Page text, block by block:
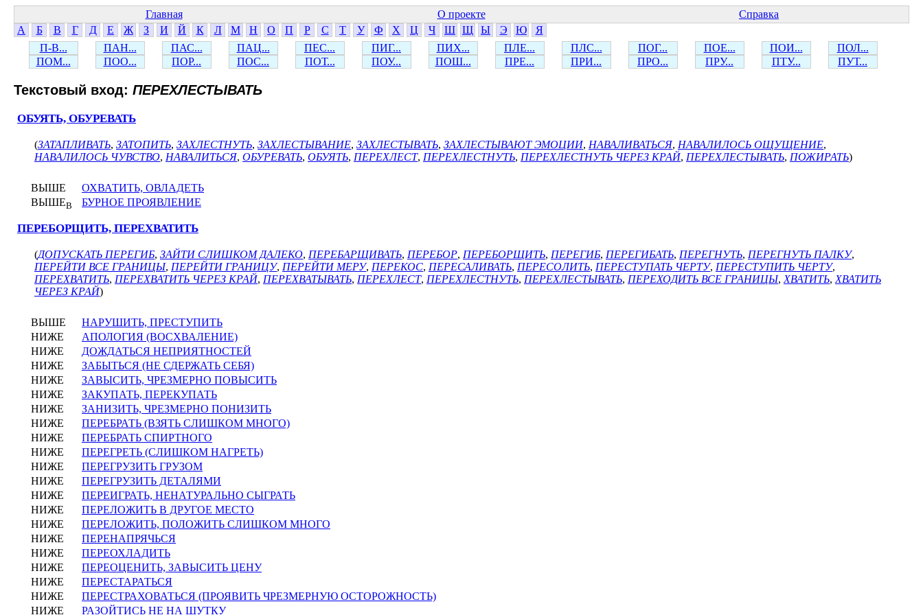
Главная О проекте
Справка
А
Б В Г Д Е Ж З И Й К Л М Н О П Р С Т У Ф Х Ц Ч Ш Щ Ы Э Ю
Я
П-В...
ПАН... ПАС... ПАЦ... ПЕС... ПИГ... ПИХ... ПЛЕ... ПЛС... ПОГ... ПОЕ... ПОИ...
ПОЛ...
ПОМ...
ПОО... ПОР... ПОС... ПОТ... ПОУ... ПОШ... ПРЕ... ПРИ... ПРО... ПРУ... ПТУ... ПУТ...
Текстовый вход: ПЕРЕХЛЕСТЫВАТЬ
ОБУЯТЬ, ОБУРЕВАТЬ
(ЗАТАПЛИВАТЬ, ЗАТОПИТЬ, ЗАХЛЕСТНУТЬ, ЗАХЛЕСТЫВАНИЕ, ЗАХЛЕСТЫВАТЬ, ЗАХЛЕСТЫВАЮТ ЭМОЦИИ, НАВАЛИВАТЬСЯ, НАВАЛИЛОСЬ ОЩУЩЕНИЕ,
НАВАЛИЛОСЬ ЧУВСТВО, НАВАЛИТЬСЯ, ОБУРЕВАТЬ, ОБУЯТЬ, ПЕРЕХЛЕСТ, ПЕРЕХЛЕСТНУТЬ, ПЕРЕХЛЕСТНУТЬ ЧЕРЕЗ КРАЙ, ПЕРЕХЛЕСТЫВАТЬ, ПОЖИРАТЬ)
ВЫШЕ
ОХВАТИТЬ, ОВЛАДЕТЬ
ВЫШЕВ БУРНОЕ ПРОЯВЛЕНИЕ
ПЕРЕБОРЩИТЬ, ПЕРЕХВАТИТЬ
(ДОПУСКАТЬ ПЕРЕГИБ, ЗАЙТИ СЛИШКОМ ДАЛЕКО, ПЕРЕБАРЩИВАТЬ, ПЕРЕБОР, ПЕРЕБОРЩИТЬ, ПЕРЕГИБ, ПЕРЕГИБАТЬ, ПЕРЕГНУТЬ, ПЕРЕГНУТЬ ПАЛКУ,
ПЕРЕЙТИ ВСЕ ГРАНИЦЫ, ПЕРЕЙТИ ГРАНИЦУ, ПЕРЕЙТИ МЕРУ, ПЕРЕКОС, ПЕРЕСАЛИВАТЬ, ПЕРЕСОЛИТЬ, ПЕРЕСТУПАТЬ ЧЕРТУ, ПЕРЕСТУПИТЬ ЧЕРТУ,
ПЕРЕХВАТИТЬ, ПЕРЕХВАТИТЬ ЧЕРЕЗ КРАЙ, ПЕРЕХВАТЫВАТЬ, ПЕРЕХЛЕСТ, ПЕРЕХЛЕСТНУТЬ, ПЕРЕХЛЕСТЫВАТЬ, ПЕРЕХОДИТЬ ВСЕ ГРАНИЦЫ, ХВАТИТЬ, ХВАТИТЬ
ЧЕРЕЗ КРАЙ)
ВЫШЕ
НАРУШИТЬ, ПРЕСТУПИТЬ
НИЖЕ
АПОЛОГИЯ (ВОСХВАЛЕНИЕ)
НИЖЕ
ДОЖДАТЬСЯ НЕПРИЯТНОСТЕЙ
НИЖЕ
ЗАБЫТЬСЯ (НЕ СДЕРЖАТЬ СЕБЯ)
НИЖЕ
ЗАВЫСИТЬ, ЧРЕЗМЕРНО ПОВЫСИТЬ
НИЖЕ
ЗАКУПАТЬ, ПЕРЕКУПАТЬ
НИЖЕ
ЗАНИЗИТЬ, ЧРЕЗМЕРНО ПОНИЗИТЬ
НИЖЕ
ПЕРЕБРАТЬ (ВЗЯТЬ СЛИШКОМ МНОГО)
НИЖЕ
ПЕРЕБРАТЬ СПИРТНОГО
НИЖЕ
ПЕРЕГРЕТЬ (СЛИШКОМ НАГРЕТЬ)
НИЖЕ
ПЕРЕГРУЗИТЬ ГРУЗОМ
НИЖЕ
ПЕРЕГРУЗИТЬ ДЕТАЛЯМИ
НИЖЕ
ПЕРЕИГРАТЬ, НЕНАТУРАЛЬНО СЫГРАТЬ
НИЖЕ
ПЕРЕЛОЖИТЬ В ДРУГОЕ МЕСТО
НИЖЕ
ПЕРЕЛОЖИТЬ, ПОЛОЖИТЬ СЛИШКОМ МНОГО
НИЖЕ
ПЕРЕНАПРЯЧЬСЯ
НИЖЕ
ПЕРЕОХЛАДИТЬ
НИЖЕ
ПЕРЕОЦЕНИТЬ, ЗАВЫСИТЬ ЦЕНУ
НИЖЕ
ПЕРЕСТАРАТЬСЯ
НИЖЕ
ПЕРЕСТРАХОВАТЬСЯ (ПРОЯВИТЬ ЧРЕЗМЕРНУЮ ОСТОРОЖНОСТЬ)
НИЖЕ
РАЗОЙТИСЬ НЕ НА ШУТКУ